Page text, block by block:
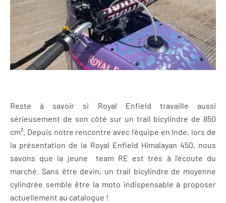
Reste à savoir si Royal Enfield travaille aussi
sérieusement de son côté sur un trail bicylindre de 850
cm³. Depuis notre rencontre avec l’équipe en Inde, lors de
la présentation de la Royal Enfield Himalayan 450, nous
savons que la jeune team RE est très à l’écoute du
marché. Sans être devin, un trail bicylindre de moyenne
cylindrée semble être la moto indispensable à proposer
actuellement au catalogue !